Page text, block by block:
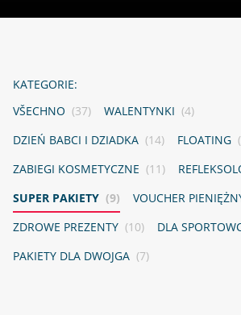
KATEGORIE:
VŠECHNO (37) WALENTYNKI (4)
DZIEŃ BABCI I DZIADKA (14) FLOATING
ZABIEGI KOSMETYCZNE (11)
SUPER PAKIETY (9) VOUCHER
ZDROWE PREZENTY (10) DLA
PAKIETY DLA DWOJGA (7)